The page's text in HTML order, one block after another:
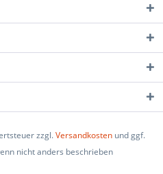
zzgl.Versandkosten und ggf.
nicht anders beschrieben